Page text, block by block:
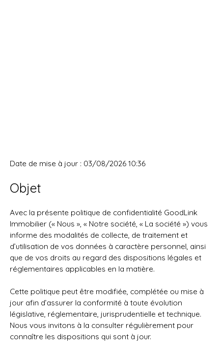
Date de mise à jour : 03/08/2026 10:36
Objet
Avec la présente politique de confidentialité GoodLink
Immobilier (« Nous », « Notre société, « La société ») vous
informe des modalités de collecte, de traitement et
d’utilisation de vos données à caractère personnel, ainsi
que de vos droits au regard des dispositions légales et
réglementaires applicables en la matière.
Cette politique peut être modifiée, complétée ou mise à
jour afin d’assurer la conformité à toute évolution
législative, réglementaire, jurisprudentielle et technique.
Nous vous invitons à la consulter régulièrement pour
connaître les dispositions qui sont à jour.